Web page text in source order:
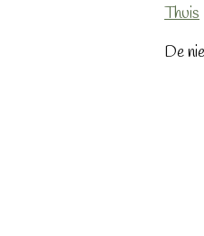
Thuis
De